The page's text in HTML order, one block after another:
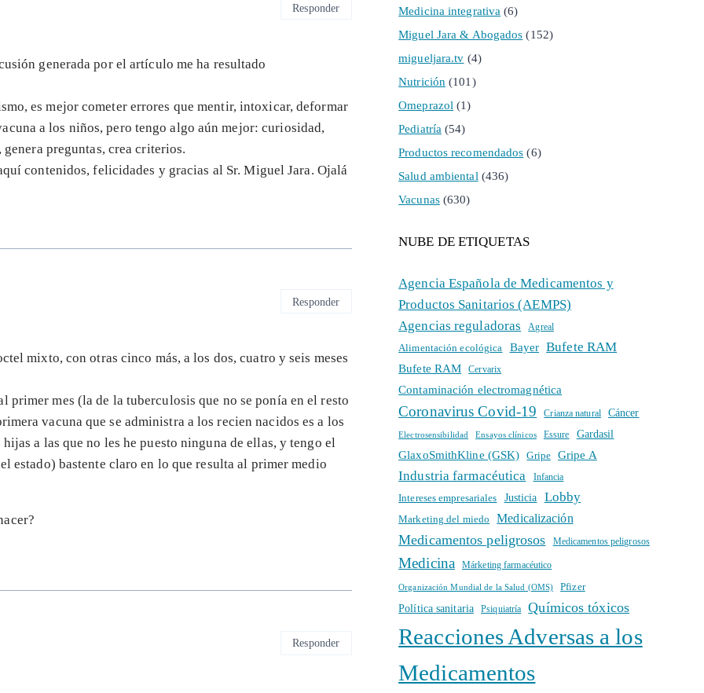
generada por el artículo me ha resultado
es mejor cometer errores que mentir, intoxicar, deformar
a los niños, pero tengo algo aún mejor: curiosidad,
preguntas, crea criterios.
contenidos, felicidades y gracias al Sr. Miguel Jara. Ojalá
Responder
mixto, con otras cinco más, a los dos, cuatro y seis meses
primer mes (la de la tuberculosis que no se ponía en el resto
vacuna que se administra a los recien nacidos es a los
a las que no les he puesto ninguna de ellas, y tengo el
estado) bastente claro en lo que resulta al primer medio
Responder
Responder
Medicina integrativa (6)
Miguel Jara & Abogados (152)
migueljara.tv (4)
Nutrición (101)
Omeprazol (1)
Pediatría (54)
Productos recomendados (6)
Salud ambiental (436)
Vacunas(630)
NUBE DE ETIQUETAS
Agencia Española de Medicamentos y
Productos Sanitarios (AEMPS)
Agencias reguladoras
Agreal
Alimentación ecológica Bayer Bufete RAM
Bufete RAM Cervarix
Contaminación electromagnética
Coronavirus Covid-19 Crianza natural Cáncer
Electrosensibilidad Ensayos clínicos Essure Gardasil
GlaxoSmithKline (GSK) Gripe Gripe A
Industria farmacéutica Infancia
Intereses empresariales Justicia Lobby
Marketing del miedo Medicalización
Medicamentos peligrosos Medicamentos peligrosos
Medicina Márketing farmacéutico
Organización Mundial de la Salud (OMS) Pfizer
Política sanitaria Psiquiatría Químicos tóxicos
Reacciones Adversas a los
Medicamentos